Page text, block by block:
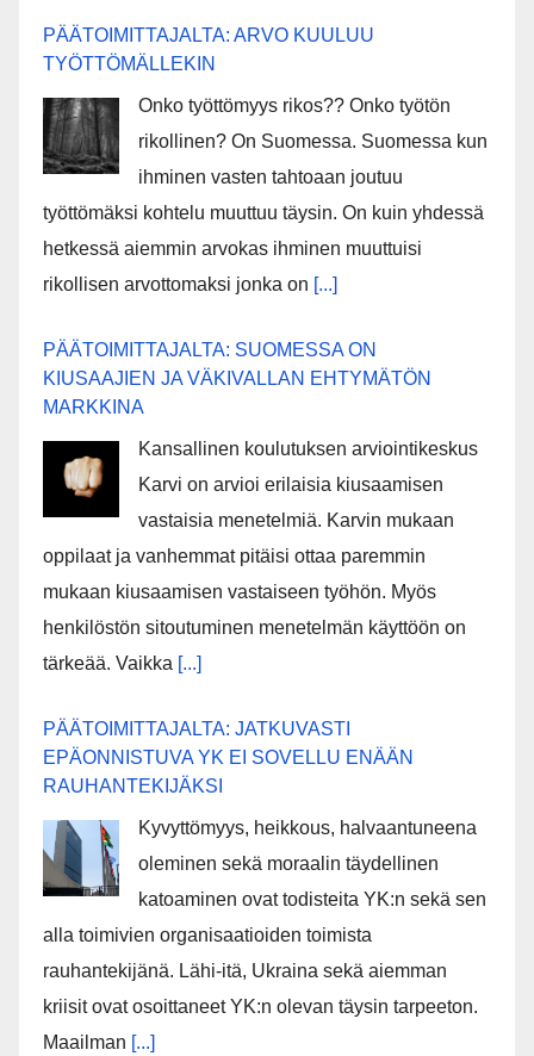
PÄÄTOIMITTAJALTA: ARVO KUULUU
TYÖTTÖMÄLLEKIN
Onko työttömyys rikos?? Onko työtön
rikollinen? On Suomessa. Suomessa kun
ihminen vasten tahtoaan joutuu
työttömäksi kohtelu muuttuu täysin. On kuin yhdessä
hetkessä aiemmin arvokas ihminen muuttuisi
rikollisen arvottomaksi jonka on [...]
PÄÄTOIMITTAJALTA: SUOMESSA ON
KIUSAAJIEN JA VÄKIVALLAN EHTYMÄTÖN
MARKKINA
Kansallinen koulutuksen arviointikeskus
Karvi on arvioi erilaisia kiusaamisen
vastaisia menetelmiä. Karvin mukaan
oppilaat ja vanhemmat pitäisi ottaa paremmin
mukaan kiusaamisen vastaiseen työhön. Myös
henkilöstön sitoutuminen menetelmän käyttöön on
tärkeää. Vaikka [...]
PÄÄTOIMITTAJALTA: JATKUVASTI
EPÄONNISTUVA YK EI SOVELLU ENÄÄN
RAUHANTEKIJÄKSI
Kyvyttömyys, heikkous, halvaantuneena
oleminen sekä moraalin täydellinen
katoaminen ovat todisteita YK:n sekä sen
alla toimivien organisaatioiden toimista
rauhantekijänä. Lähi-itä, Ukraina sekä aiemman
kriisit ovat osoittaneet YK:n olevan täysin tarpeeton.
Maailman [...]